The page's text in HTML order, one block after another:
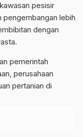
pesisir
pengembangan lebih
dengan
pemerintah
perusahaan
pertanian di